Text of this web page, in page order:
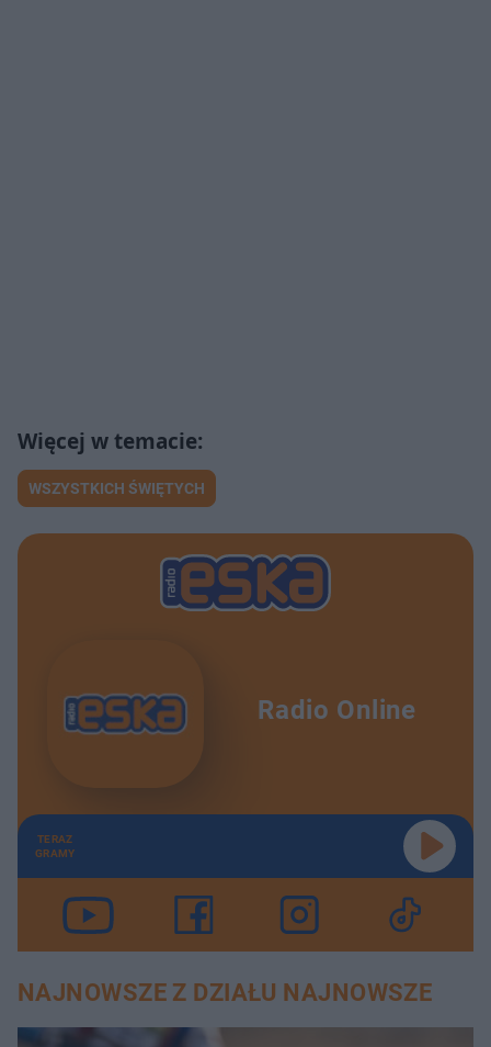
WSZYSTKICH ŚWIĘTYCH
Radio Online
TERAZ
GRAMY
NAJNOWSZE Z DZIAŁU NAJNOWSZE